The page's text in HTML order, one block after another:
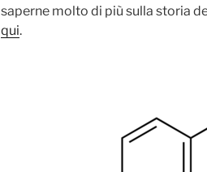
saperne molto di più sulla storia
qui.